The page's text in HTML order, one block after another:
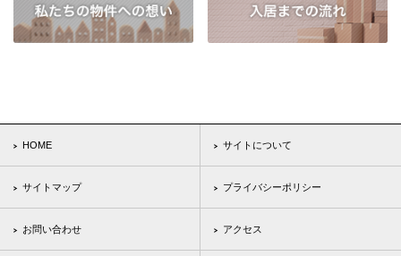
HOME サイトについて
サイトマップ プライバシーポリシー
お問い合わせ アクセス